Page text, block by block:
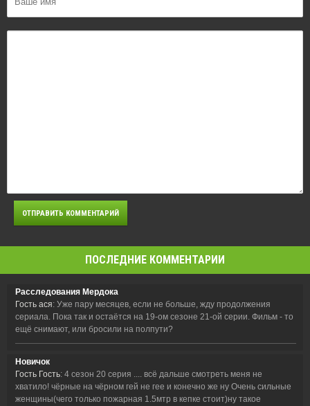
ПОСЛЕДНИЕ КОММЕНТАРИИ
Расследования Мердока
Гость ася: Уже пару месяцев, если не больше, жду продолжения
сериала. Пока так и остаётся на 19-ом сезоне 21-ой серии. Фильм - то
ещё снимают, или бросили на полпути?
Новичок
Гость Гость: 4 сезон 20 серия .... всё дальше смотреть меня не
хватило! чёрные на чёрном гей не гее и конечно же ну Очень сильные
женщины(чего только пожарная 1.5мтр в кепке стоит)ну такое